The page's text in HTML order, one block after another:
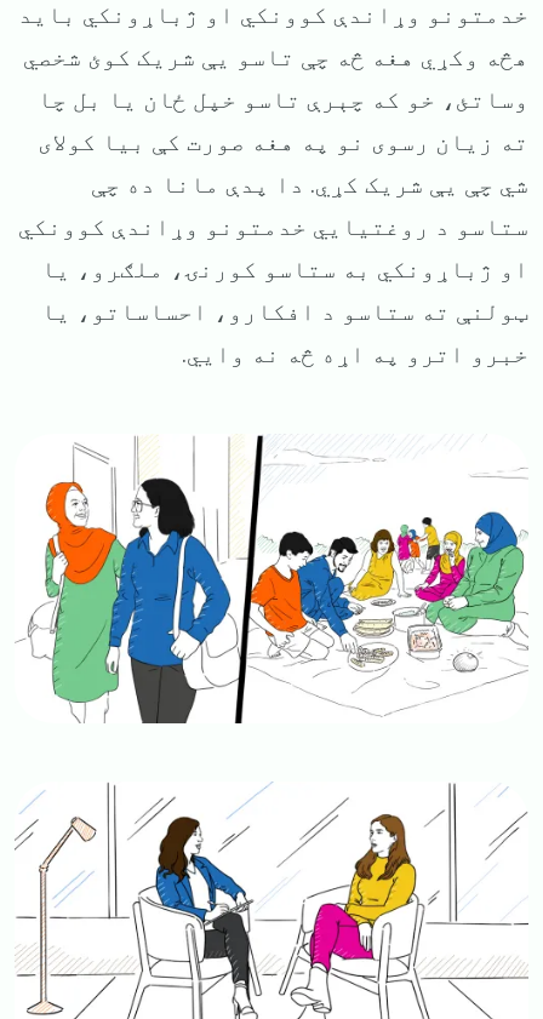
خدمتونو وړاندې کوونکي او ژباړونکي باید
هڅه وکړي هغه څه چې تاسو یې شریک کوئ شخصي
وساتئ، خو که چېرې تاسو خپل ځان یا بل چا
ته زیان رسوی نو په هغه صورت کې بیا کولای
شي چې یې شریک کړي. دا پدې مانا ده چې
ستاسو د روغتیایي خدمتونو وړاندې کوونکي
او ژباړونکي به ستاسو کورنۍ، ملګرو، یا
ټولنې ته ستاسو د افکارو، احساساتو، یا
خبرو اترو په اړه څه نه وايي.
Image